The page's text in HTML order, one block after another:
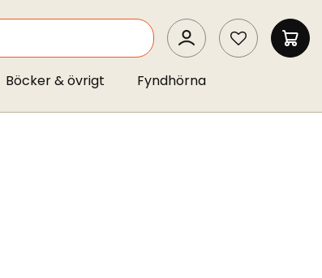
SEARCH
MIN
Böcker & övrigt Fyndhörna